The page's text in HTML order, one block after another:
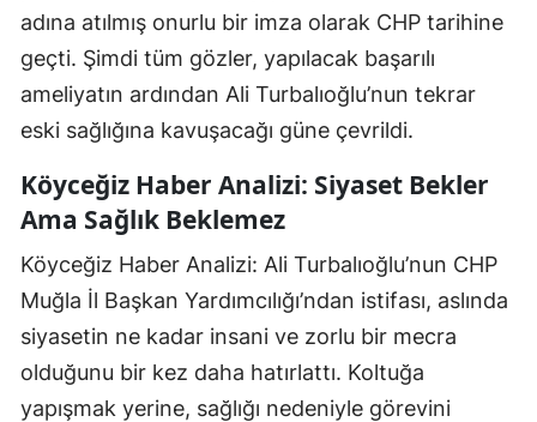
adına atılmış onurlu bir imza olarak CHP tarihine
geçti. Şimdi tüm gözler, yapılacak başarılı
ameliyatın ardından Ali Turbalıoğlu’nun tekrar
eski sağlığına kavuşacağı güne çevrildi.
Köyceğiz Haber Analizi: Siyaset Bekler
Ama Sağlık Beklemez
Köyceğiz Haber Analizi: Ali Turbalıoğlu’nun CHP
Muğla İl Başkan Yardımcılığı’ndan istifası, aslında
siyasetin ne kadar insani ve zorlu bir mecra
olduğunu bir kez daha hatırlattı. Koltuğa
yapışmak yerine, sağlığı nedeniyle görevini